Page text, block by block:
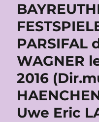
PARSIFAL
WAGNER
2016
Uwe Eric